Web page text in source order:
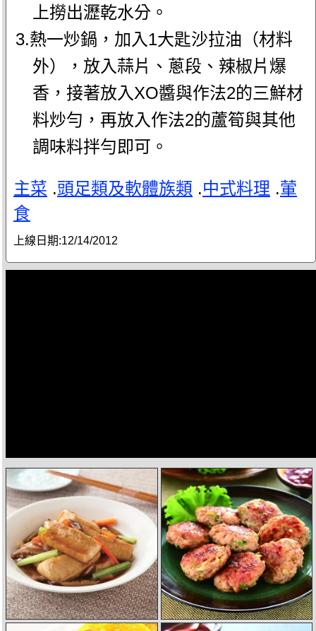
上撈出瀝乾水分。
3.熱一炒鍋，加入1大匙沙拉油（材料
外），放入蒜片、蔥段、辣椒片爆
香，接著放入XO醬與作法2的三鮮材
料炒勻，再放入作法2的蘆筍與其他
調味料拌勻即可。
主菜 .頭足類及軟體族類 .中式料理 .葷
食
上線日期:12/14/2012